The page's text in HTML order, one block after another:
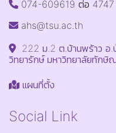
074-609619 ต่อ 4747
ahs@tsu.ac.th
222 ม.2 ต.บ้านพร้าว อ.
วิทยารักษ์ มหาวิทยาลัยทักษิ
แผนที่ตั้ง
Social Link